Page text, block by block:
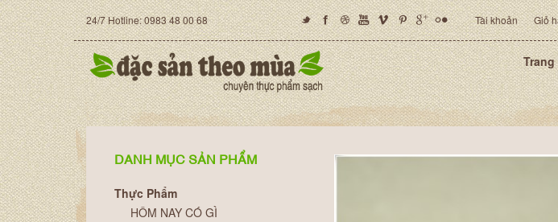
24/7 Hotline: 0983 48 00 68 Tài khoản Giỏ
DANH MỤC SẢN PHẨM
Thực Phẩm
HÔM NAY CÓ GÌ